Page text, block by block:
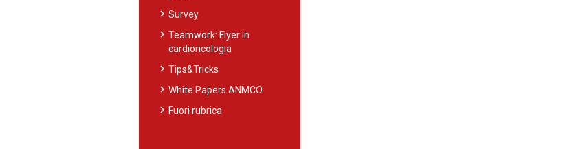
chevron_rightSurvey
chevron_rightTeamwork: Flyer in
cardioncologia
chevron_rightTips&Tricks
chevron_rightWhite Papers ANMCO
chevron_rightFuori rubrica